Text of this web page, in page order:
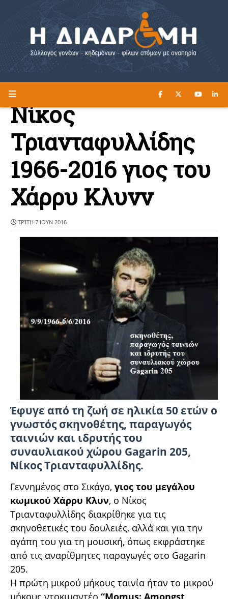
Η ΔΙΑΔΡΟΜΗ ΔΙΑΒΑΣΤΕ ΕΔΩ ►
Νίκος
Τριανταφυλλίδης
1966-2016 γιος του
Χάρρυ Κλυνν
ΤΡΊΤΗ 7 ΙΟΥΝ 2016
Έφυγε από τη ζωή σε ηλικία 50 ετών ο
γνωστός σκηνοθέτης, παραγωγός
ταινιών και ιδρυτής του
συναυλιακού χώρου Gagarin 205,
Νίκος Τριανταφυλλίδης.
Γεννημένος στο Σικάγο, γιος του μεγάλου
κωμικού Χάρρυ Κλυν, ο Νίκος
Τριανταφυλλίδης διακρίθηκε για τις
σκηνοθετικές του δουλειές, αλλά και για την
αγάπη του για τη μουσική, όπως εκφράστηκε
από τις αναρίθμητες παραγωγές στο Gagarin
205.
Η πρώτη μικρού μήκους ταινία ήταν το μικρού
μήκους ντοκιμαντέρ “Momus: Amongst